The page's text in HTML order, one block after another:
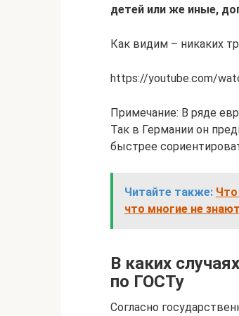
детей или же иные,
Как видим – никаких
https://youtube.com/
Примечание: В ряде
Так в Германии он
быстрее
Читайте также: Что
что многие не
В каких
по ГОСТу
Согласно